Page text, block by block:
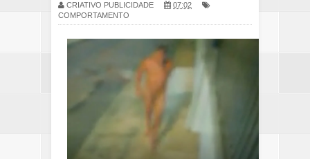
CRIATIVO PUBLICIDADE
07:02
COMPORTAMENTO